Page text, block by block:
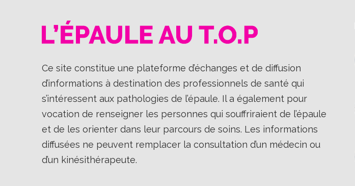
Ce site constitue une plateforme d’échanges et de diffusion
d’informations à destination des professionnels de santé qui
s’intéressent aux pathologies de l’épaule. Il a également pour
vocation de renseigner les personnes qui souffriraient de l’épaule
et de les orienter dans leur parcours de soins. Les informations
diffusées ne peuvent remplacer la consultation d’un médecin ou
d’un kinésithérapeute.